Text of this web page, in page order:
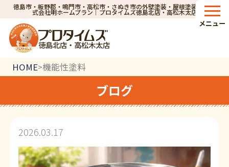
徳島市・板野郡・鳴門市・高松市・さぬき市の外壁塗装・屋根塗装なら株
式会社明ホームプラン｜プロタイムズ徳島北店・高松木太店
徳島北店・高松木太店
メニュー
HOME>機能性塗料
ブログ
2026.03.17